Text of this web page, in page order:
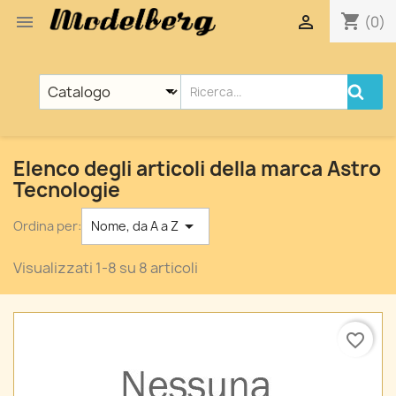
 shopping_cart (0)

Elenco degli articoli della marca Astro
Tecnologie
Ordina per: Nome, da A a Z 
Visualizzati 1-8 su 8 articoli
favorite_border